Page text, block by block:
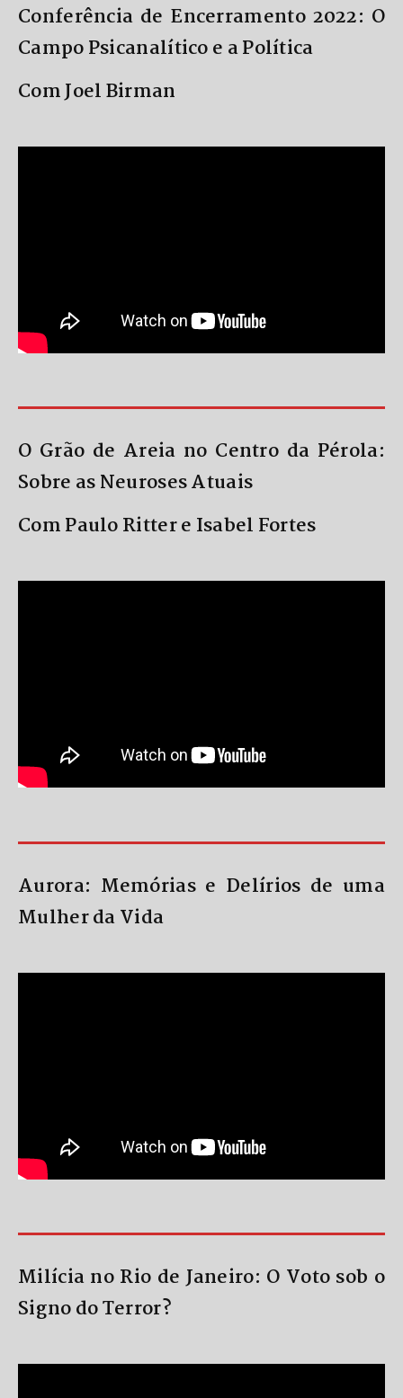
Conferência de Encerramento 2022: O
Campo Psicanalítico e a Política
Com Joel Birman
O Grão de Areia no Centro da Pérola:
Sobre as Neuroses Atuais
Com Paulo Ritter e Isabel Fortes
Aurora: Memórias e Delírios de uma
Mulher da Vida
Milícia no Rio de Janeiro: O Voto sob o
Signo do Terror?